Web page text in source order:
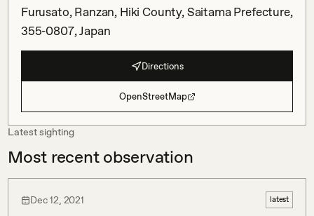
Furusato, Ranzan, Hiki County, Saitama Prefecture,
355-0807, Japan
Directions
OpenStreetMap
Latest sighting
Most recent observation
Dec 12, 2021 latest